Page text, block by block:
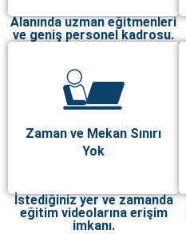
Alanında uzman eğitmenleri
ve geniş personel kadrosu.
Zaman ve Mekan Sınırı
Yok
İstediğiniz yer ve zamanda
eğitim videolarına erişim
imkanı.